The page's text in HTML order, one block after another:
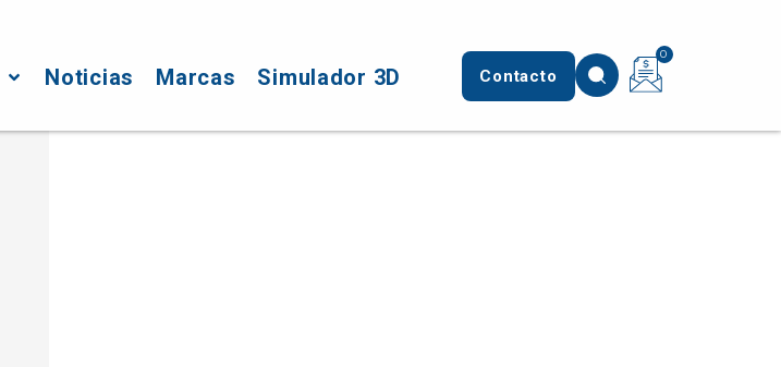
Noticias Marcas Simulador 3D Contacto
0